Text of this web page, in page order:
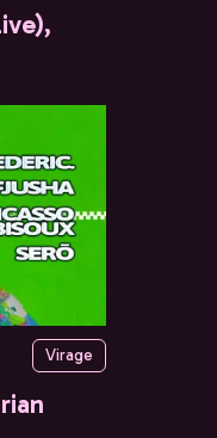
Virage